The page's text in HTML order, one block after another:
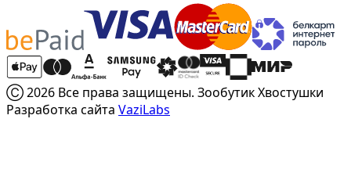
Ⓒ 2026 Все права защищены. Зообутик Хвостушки
Разработка сайта VaziLabs